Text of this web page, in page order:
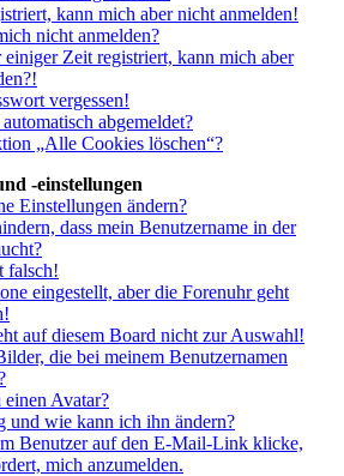
kann mich aber nicht anmelden!
nicht anmelden?
Zeit registriert, kann mich aber
vergessen!
abgemeldet?
„Alle Cookies löschen“?
-einstellungen
Einstellungen ändern?
dass mein Benutzername in der
falsch!
eingestellt, aber die Forenuhr geht
auf diesem Board nicht zur Auswahl!
die bei meinem Benutzernamen
Avatar?
und wie kann ich ihn ändern?
Benutzer auf den E-Mail-Link klicke,
mich anzumelden.